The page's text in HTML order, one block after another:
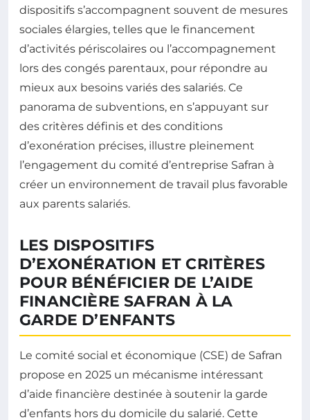
dispositifs s’accompagnent souvent de mesures
sociales élargies, telles que le financement
d’activités périscolaires ou l’accompagnement
lors des congés parentaux, pour répondre au
mieux aux besoins variés des salariés. Ce
panorama de subventions, en s’appuyant sur
des critères définis et des conditions
d’exonération précises, illustre pleinement
l’engagement du comité d’entreprise Safran à
créer un environnement de travail plus favorable
aux parents salariés.
LES DISPOSITIFS
D’EXONÉRATION ET CRITÈRES
POUR BÉNÉFICIER DE L’AIDE
FINANCIÈRE SAFRAN À LA
GARDE D’ENFANTS
Le comité social et économique (CSE) de Safran
propose en 2025 un mécanisme intéressant
d’aide financière destinée à soutenir la garde
d’enfants hors du domicile du salarié. Cette